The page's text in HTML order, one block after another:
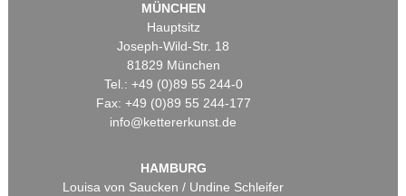
MÜNCHEN
Hauptsitz
Joseph-Wild-Str. 18
81829 München
Tel.: +49 (0)89 55 244-0
Fax: +49 (0)89 55 244-177
info@kettererkunst.de
HAMBURG
Louisa von Saucken / Undine Schleifer